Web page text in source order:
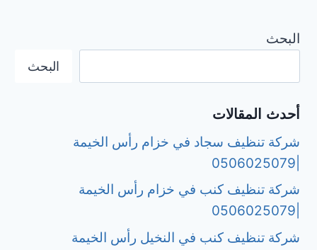
البحث
البحث
أحدث المقالات
شركة تنظيف سجاد في خزام رأس الخيمة
شركة تنظيف كنب في خزام رأس الخيمة
شركة تنظيف كنب في النخيل رأس الخيمة